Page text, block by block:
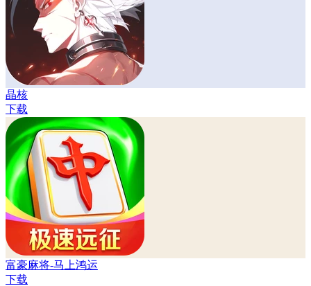
晶核
下载
富豪麻将-马上鸿运
下载